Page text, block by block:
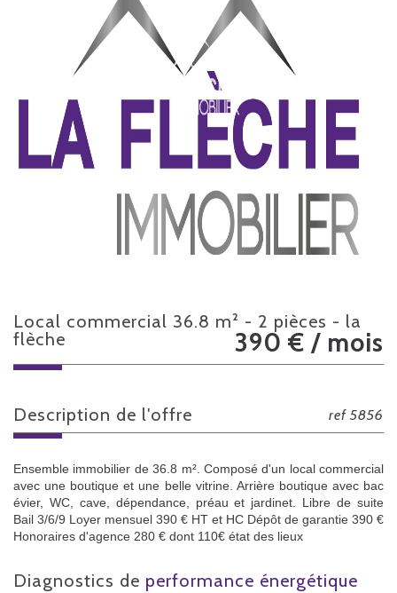
local commercial 36.8 m² - 2 pièces - la
flèche
390 € / mois
description de l'offre ref 5856
Ensemble immobilier de 36.8 m². Composé d'un local commercial
avec une boutique et une belle vitrine. Arrière boutique avec bac
évier, WC, cave, dépendance, préau et jardinet. Libre de suite
Bail 3/6/9 Loyer mensuel 390 € HT et HC Dépôt de garantie 390 €
Honoraires d'agence 280 € dont 110€ état des lieux
diagnostics de performance énergétique